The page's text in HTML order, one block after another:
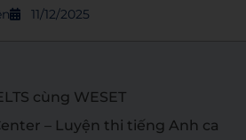
11/12/2025
cùng WESET
– Luyện thi tiếng Anh ca